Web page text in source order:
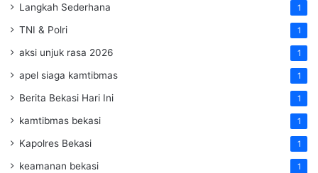
Langkah Sederhana 1
TNI & Polri 1
aksi unjuk rasa 2026 1
apel siaga kamtibmas 1
Berita Bekasi Hari Ini 1
kamtibmas bekasi 1
Kapolres Bekasi 1
keamanan bekasi 1